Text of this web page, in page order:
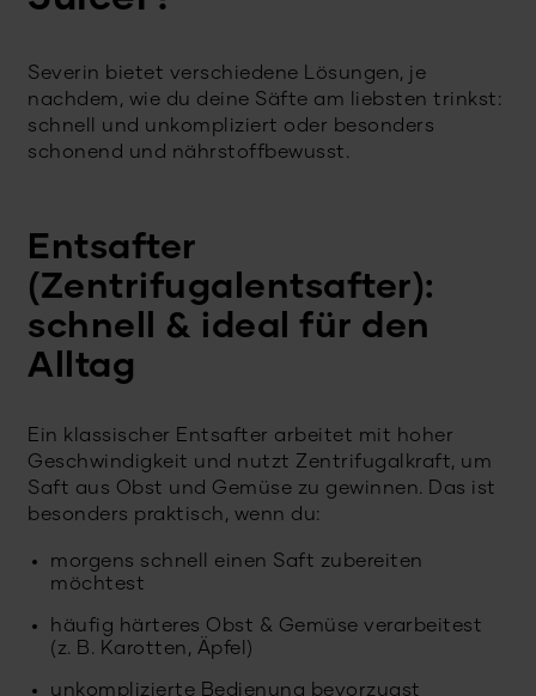
Severin bietet verschiedene Lösungen, je
nachdem, wie du deine Säfte am liebsten trinkst:
schnell und unkompliziert oder besonders
schonend und nährstoffbewusst.
Entsafter
(Zentrifugalentsafter):
schnell & ideal für den
Alltag
Ein klassischer Entsafter arbeitet mit hoher
Geschwindigkeit und nutzt Zentrifugalkraft, um
Saft aus Obst und Gemüse zu gewinnen. Das ist
besonders praktisch, wenn du:
morgens schnell einen Saft zubereiten
möchtest
häufig härteres Obst & Gemüse verarbeitest
(z. B. Karotten, Äpfel)
unkomplizierte Bedienung bevorzugst